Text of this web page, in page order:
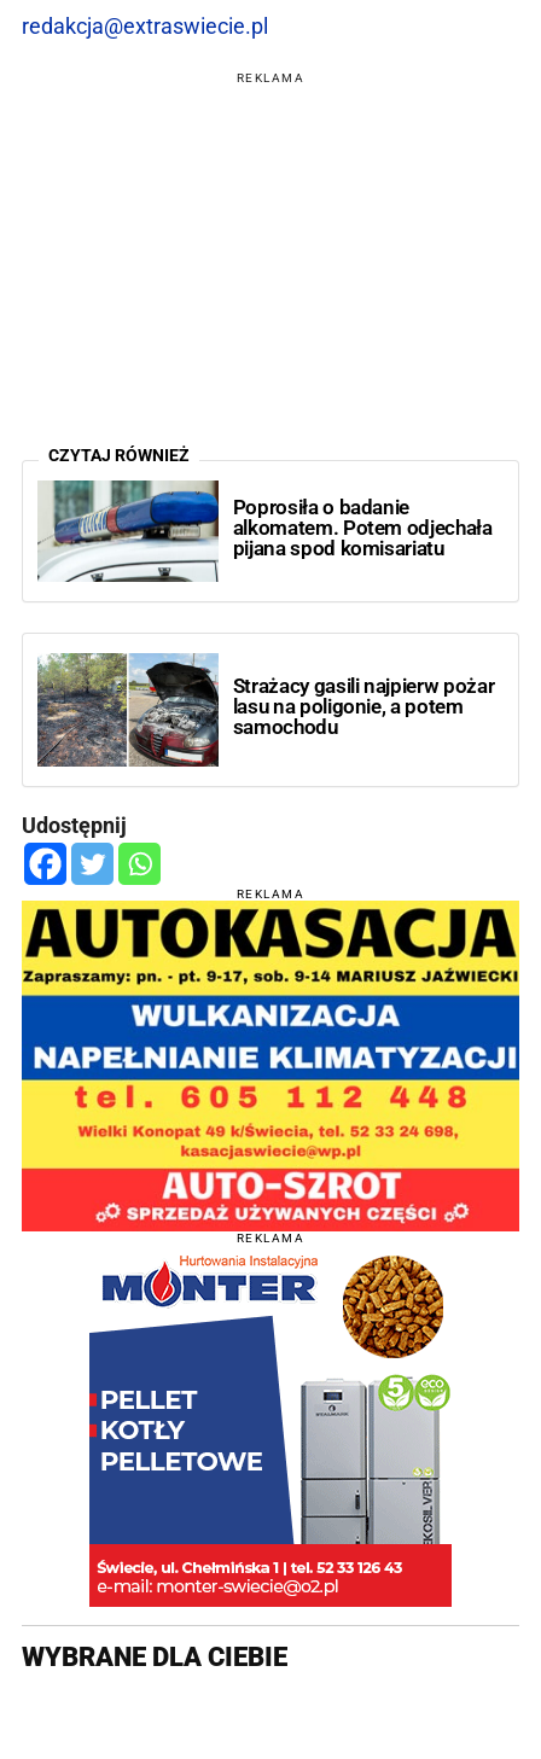
redakcja@extraswiecie.pl
REKLAMA
CZYTAJ RÓWNIEŻ
Poprosiła o badanie
alkomatem. Potem odjechała
pijana spod komisariatu
Strażacy gasili najpierw pożar
lasu na poligonie, a potem
samochodu
Udostępnij
REKLAMA
REKLAMA
WYBRANE DLA CIEBIE